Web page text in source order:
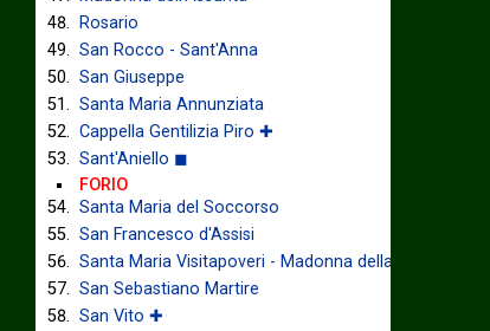
Rosario
San Rocco - Sant'Anna
San Giuseppe
Santa Maria Annunziata
Cappella Gentilizia Piro ✚
Sant'Aniello ◼
FORIO
Santa Maria del Soccorso
San Francesco d'Assisi
Santa Maria Visitapoveri - Madonna della Grazia
San Sebastiano Martire
San Vito ✚